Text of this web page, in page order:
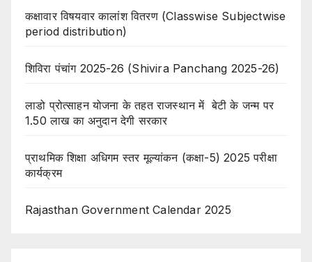
कक्षावार विषयवार कालांश वितरण (Classwise Subjectwise
period distribution)
शिविरा पंचांग 2025-26 (Shivira Panchang 2025-26)
लाडो प्रोत्साहन योजना के तहत राजस्थान में बेटी के जन्म पर
1.50 लाख का अनुदान देगी सरकार
प्राथमिक शिक्षा अधिगम स्तर मूल्यांकन (कक्षा-5) 2025 परीक्षा
कार्यक्रम
Rajasthan Government Calendar 2025